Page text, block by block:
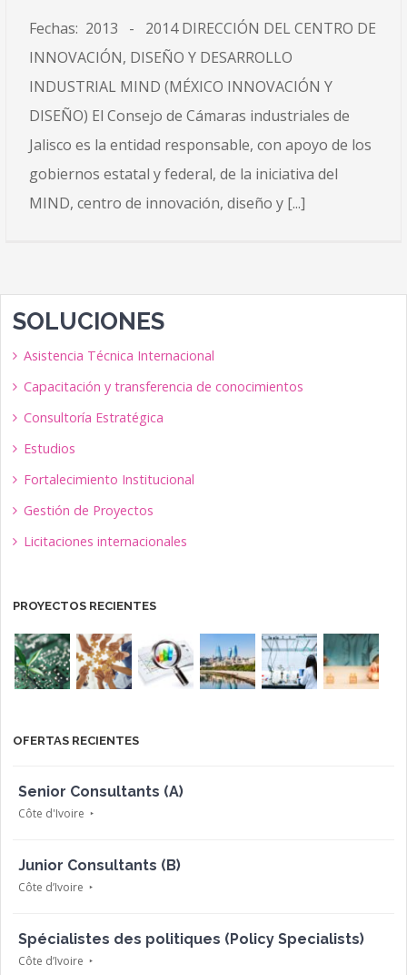
Fechas: 2013 - 2014 DIRECCIÓN DEL CENTRO DE
INNOVACIÓN, DISEÑO Y DESARROLLO
INDUSTRIAL MIND (MÉXICO INNOVACIÓN Y
DISEÑO) El Consejo de Cámaras industriales de
Jalisco es la entidad responsable, con apoyo de los
gobiernos estatal y federal, de la iniciativa del
MIND, centro de innovación, diseño y [...]
SOLUCIONES
Asistencia Técnica Internacional
Capacitación y transferencia de conocimientos
Consultoría Estratégica
Estudios
Fortalecimiento Institucional
Gestión de Proyectos
Licitaciones internacionales
PROYECTOS RECIENTES
OFERTAS RECIENTES
Senior Consultants (A)
Côte d'Ivoire
Junior Consultants (B)
Côte d’Ivoire
Spécialistes des politiques (Policy Specialists)
Côte d’Ivoire